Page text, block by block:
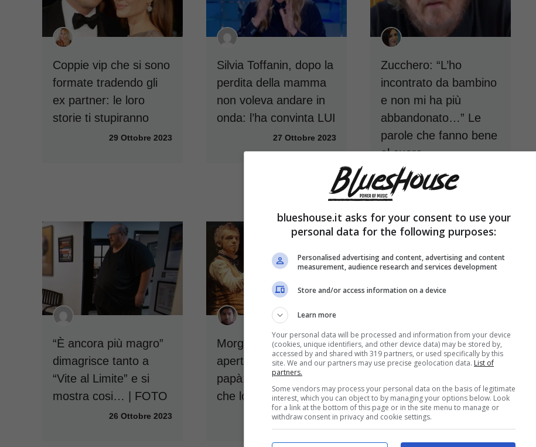
Coppie vip che si sono
formate tradendo gli
ex partner: le loro
storie ti stupiranno
29 Ottobre 2023
Silvia Toffanin, dopo la
perdita della mamma
non voleva andare in
onda: l’ha convinta LUI
27 Ottobre 2023
Zucchero: “L’ho
incontrato da bambino
e non mi ha più
abbandonato…” Le
parole che fanno bene
al cuore
26 Ottobre 2023
“È ancora più magro”
dimagrisce tanto a
“Vite al Limite” e si
mostra cosi… | FOTO
26 Ottobre 2023
Morgan a cuore
aperto sul suicidio del
papà: “Non pensavo
che lo avrebbe fatto”
26 Ottobre 2023
Ex gieffina rivela: “Ho
avuto un aborto”. Il
accanto al compagno
blueshouse.it asks for your consent to use your
personal data for the following purposes:
Personalised advertising and content, advertising and content
measurement, audience research and services development
Store and/or access information on a device
Learn more
Your personal data will be processed and information from your device
(cookies, unique identifiers, and other device data) may be stored by,
accessed by and shared with 319 partners, or used specifically by this
site. We and our partners may use precise geolocation data. List of
partners.
Some vendors may process your personal data on the basis of legitimate
interest, which you can object to by managing your options below. Look
for a link at the bottom of this page or in the site menu to manage or
withdraw consent in privacy and cookie settings.